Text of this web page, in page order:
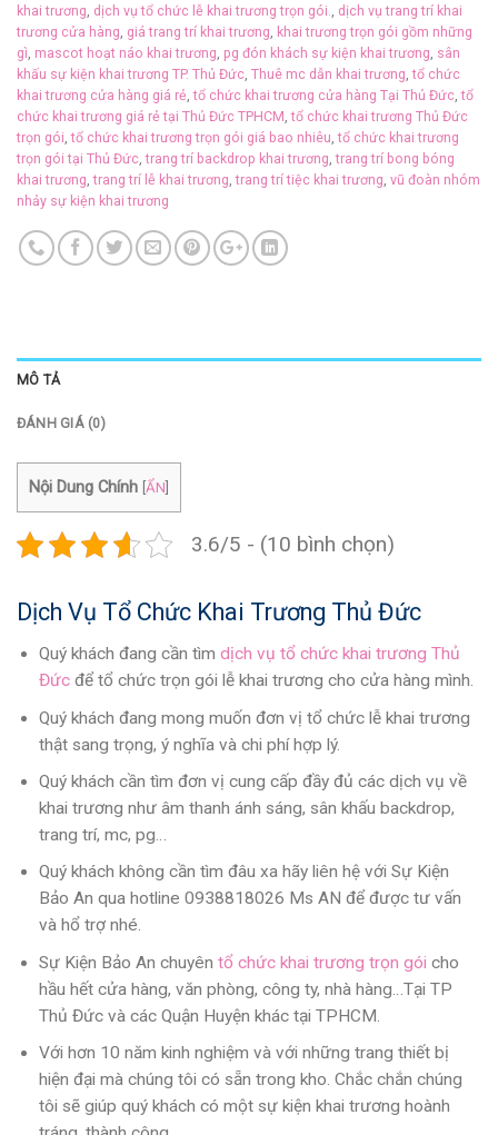
khai trương, dịch vụ tổ chức lễ khai trương trọn gói., dịch vụ trang trí khai
trương cửa hàng, giá trang trí khai trương, khai trương trọn gói gồm những
gì, mascot hoạt náo khai trương, pg đón khách sự kiện khai trương, sân
khấu sự kiện khai trương TP. Thủ Đức, Thuê mc dẫn khai trương,tổ chức
khai trương cửa hàng giá rẻ,tổ chức khai trương cửa hàng Tại Thủ Đức,tổ
chức khai trương giá rẻ tại Thủ Đức TPHCM,tổ chức khai trương Thủ Đức
trọn gói,tổ chức khai trương trọn gói giá bao nhiêu,tổ chức khai trương
trọn gói tại Thủ Đức,trang trí backdrop khai trương,trang trí bong bóng
khai trương,trang trí lễ khai trương,trang trí tiệc khai trương, vũ đoàn nhóm
nhảy sự kiện khai trương
MÔ TẢ
ĐÁNH GIÁ (0)
Nội Dung Chính [ẨN]
3.6/5 - (10 bình chọn)
Dịch Vụ Tổ Chức Khai Trương Thủ Đức
Quý khách đang cần tìmdịch vụ tổ chức khai trương Thủ
Đức để tổ chức trọn gói lễ khai trương cho cửa hàng mình.
Quý khách đang mong muốn đơn vị tổ chức lễ khai trương
thật sang trọng, ý nghĩa và chi phí hợp lý.
Quý khách cần tìm đơn vị cung cấp đầy đủ các dịch vụ về
khai trương như âm thanh ánh sáng, sân khấu backdrop,
trang trí, mc, pg…
Quý khách không cần tìm đâu xa hãy liên hệ với Sự Kiện
Bảo An qua hotline 0938818026 Ms AN để được tư vấn
và hổ trợ nhé.
Sự Kiện Bảo An chuyên tổ chức khai trương trọn gói cho
hầu hết cửa hàng, văn phòng, công ty, nhà hàng…Tại TP
Thủ Đức và các Quận Huyện khác tại TPHCM.
Với hơn 10 năm kinh nghiệm và với những trang thiết bị
hiện đại mà chúng tôi có sẵn trong kho. Chắc chắn chúng
tôi sẽ giúp quý khách có một sự kiện khai trương hoành